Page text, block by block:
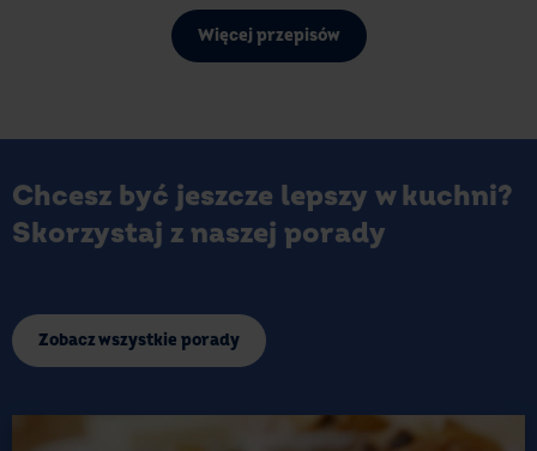
Więcej przepisów
Chcesz być jeszcze lepszy w kuchni?
Skorzystaj z naszej porady
Zobacz wszystkie porady